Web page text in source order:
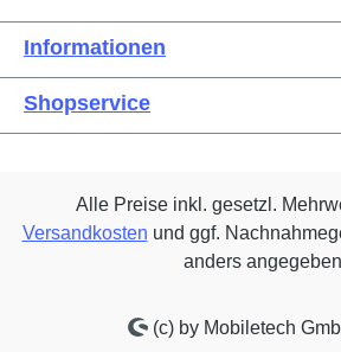
Informationen
Shopservice
Alle Preise inkl. gesetzl.
Versandkosten und ggf.
anders
(c) by Mobiletech